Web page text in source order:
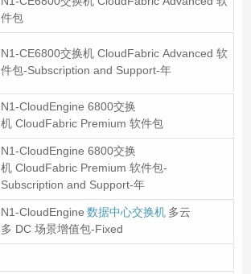
件包
N1-CE6800交换机 CloudFabric Advanced 软
件包-Subscription and Support-年
N1-CloudEngine 6800交换
机 CloudFabric Premium 软件包
N1-CloudEngine 6800交换
机 CloudFabric Premium 软件包-
Subscription and Support-年
N1-CloudEngine 数据中心交换机 多云
多 DC 场景增值包-Fixed